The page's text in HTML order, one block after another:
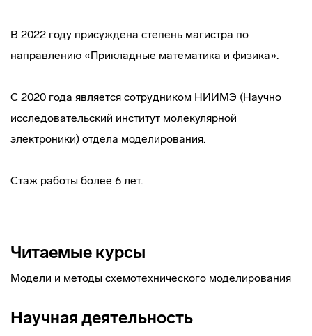
В 2022 году присуждена степень магистра по
направлению «Прикладные математика и физика».
С 2020 года является сотрудником НИИМЭ (Научно
исследовательский институт молекулярной
электроники) отдела моделирования.
Стаж работы более 6 лет.
Читаемые курсы
Модели и методы схемотехнического моделирования
Научная деятельность